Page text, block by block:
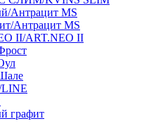
Антрацит MS
Антрацит MS
II/ART.NEO II
LINE
графит